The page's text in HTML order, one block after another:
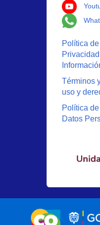
Política
Términos
uso y
Política
Datos